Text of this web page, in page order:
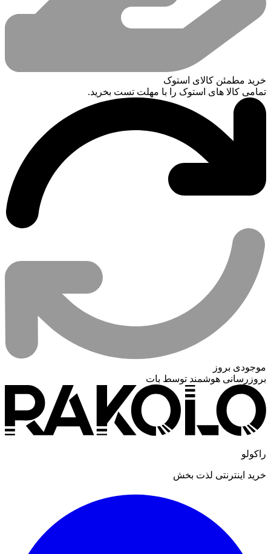
خرید مطمئن کالای استوک
تمامی کالا های استوک را با مهلت تست بخرید.
موجودی بروز
بروزرسانی هوشمند توسط بات
راکولو
خرید اینترنتی لذت بخش